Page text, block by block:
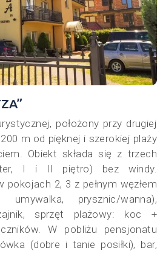
położony przy drugiej
m od pięknej i szerokiej plaży
Obiekt składa się z trzech
I i II piętro) bez windy.
pokojach 2, 3 z pełnym węzłem
umywalka, prysznic/wanna),
sprzęt plażowy: koc +
W pobliżu pensjonatu
(dobre i tanie posiłki), bar,